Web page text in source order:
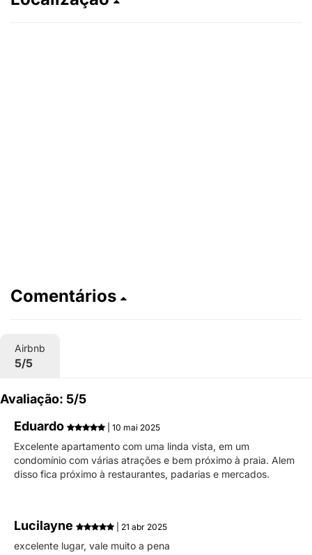
Comentários
Airbnb
5/5
Avaliação: 5/5
Eduardo
| 10 mai 2025
Excelente apartamento com uma linda vista, em um
condomínio com várias atrações e bem próximo à praia. Alem
disso fica próximo à restaurantes, padarias e mercados.
Lucilayne | 21 abr 2025
excelente lugar, vale muito a pena